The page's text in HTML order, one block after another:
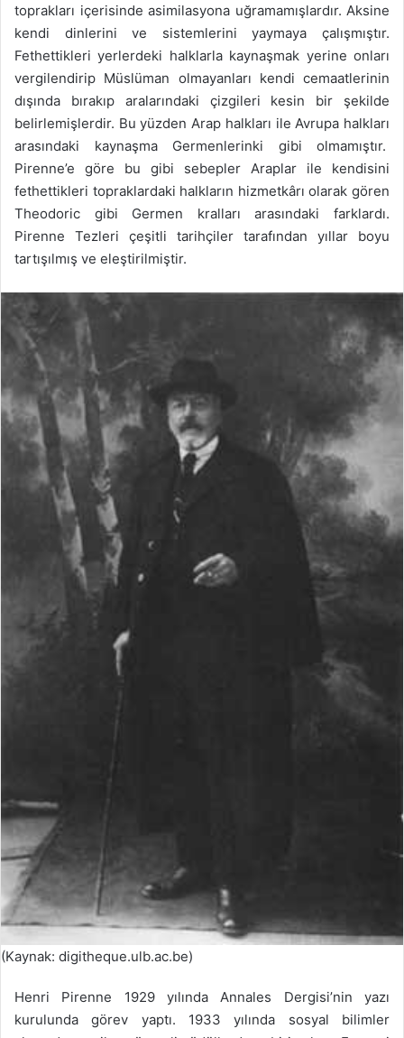
toprakları içerisinde asimilasyona uğramamışlardır. Aksine
kendi dinlerini ve sistemlerini yaymaya çalışmıştır.
Fethettikleri yerlerdeki halklarla kaynaşmak yerine onları
vergilendirip Müslüman olmayanları kendi cemaatlerinin
dışında bırakıp aralarındaki çizgileri kesin bir şekilde
belirlemişlerdir. Bu yüzden Arap halkları ile Avrupa halkları
arasındaki kaynaşma Germenlerinki gibi olmamıştır.
Pirenne’e göre bu gibi sebepler Araplar ile kendisini
fethettikleri topraklardaki halkların hizmetkârı olarak gören
Theodoric gibi Germen kralları arasındaki farklardı.
Pirenne Tezleri çeşitli tarihçiler tarafından yıllar boyu
tartışılmış ve eleştirilmiştir.
(Kaynak: digitheque.ulb.ac.be)
Henri Pirenne 1929 yılında Annales Dergisi’nin yazı
kurulunda görev yaptı. 1933 yılında sosyal bilimler